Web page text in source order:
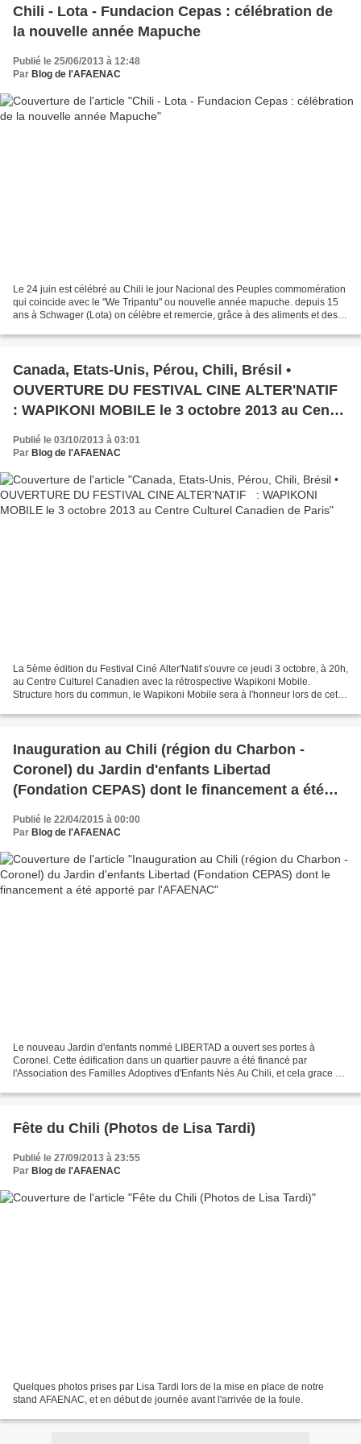
Chili - Lota - Fundacion Cepas : célébration de
la nouvelle année Mapuche
Publié le 25/06/2013 à 12:48
Par Blog de l'AFAENAC
Le 24 juin est célébré au Chili le jour Nacional des Peuples commomération
qui coincide avec le "We Tripantu" ou nouvelle année mapuche. depuis 15
ans à Schwager (Lota) on célèbre et remercie, grâce à des aliments et des
Canada, Etats-Unis, Pérou, Chili, Brésil •
OUVERTURE DU FESTIVAL CINE ALTER'NATIF
: WAPIKONI MOBILE le 3 octobre 2013 au Centre
Culturel Canadien de Paris
Publié le 03/10/2013 à 03:01
Par Blog de l'AFAENAC
La 5ème édition du Festival Ciné Alter'Natif s'ouvre ce jeudi 3 octobre, à 20h,
au Centre Culturel Canadien avec la rétrospective Wapikoni Mobile.
Structure hors du commun, le Wapikoni Mobile sera à l'honneur lors de cette
Inauguration au Chili (région du Charbon -
Coronel) du Jardin d'enfants Libertad
(Fondation CEPAS) dont le financement a été
Publié le 22/04/2015 à 00:00
Par Blog de l'AFAENAC
Le nouveau Jardin d'enfants nommé LIBERTAD a ouvert ses portes à
Coronel. Cette édification dans un quartier pauvre a été financé par
l'Association des Familles Adoptives d'Enfants Nés Au Chili, et cela grace à
Fête du Chili (Photos de Lisa Tardi)
Publié le 27/09/2013 à 23:55
Par Blog de l'AFAENAC
Quelques photos prises par Lisa Tardi lors de la mise en place de notre
stand AFAENAC, et en début de journée avant l'arrivée de la foule.